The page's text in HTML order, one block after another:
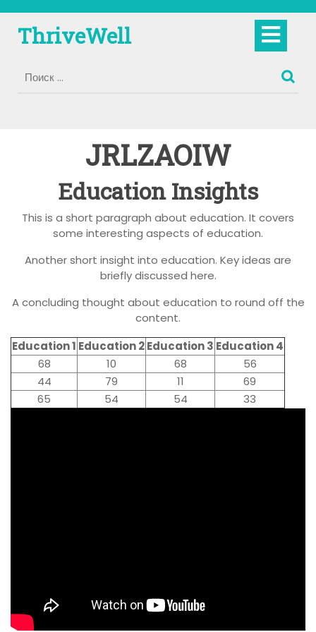
содержимому
ThriveWell
JRLZAOIW
Education Insights
This is a short paragraph about education. It covers
some interesting aspects of education.
Another short insight into education. Key ideas are
briefly discussed here.
A concluding thought about education to round off the
content.
Education 1 Education 2Education 3 Education 4
68
10 68
56
44
79 11
69
65
54 54 33